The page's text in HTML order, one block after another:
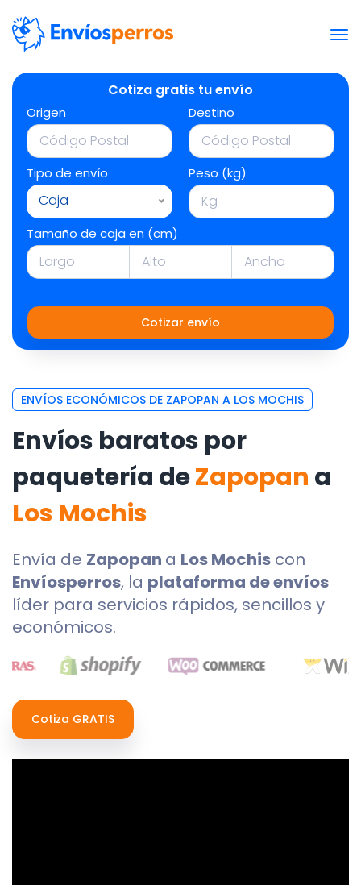
Cotiza gratis tu envío
Origen Destino
Tipo de envío
Caja
Peso (kg)
Tamaño de caja en (cm)
Cotizar envío
ENVÍOS ECONÓMICOS DE ZAPOPAN A LOS MOCHIS
Envíos baratos por
paquetería deZapopan a
Los Mochis
Envía de Zapopan a Los Mochis con
Envíosperros, la plataforma de envíos
líder para servicios rápidos, sencillos y
económicos.
Cotiza GRATIS